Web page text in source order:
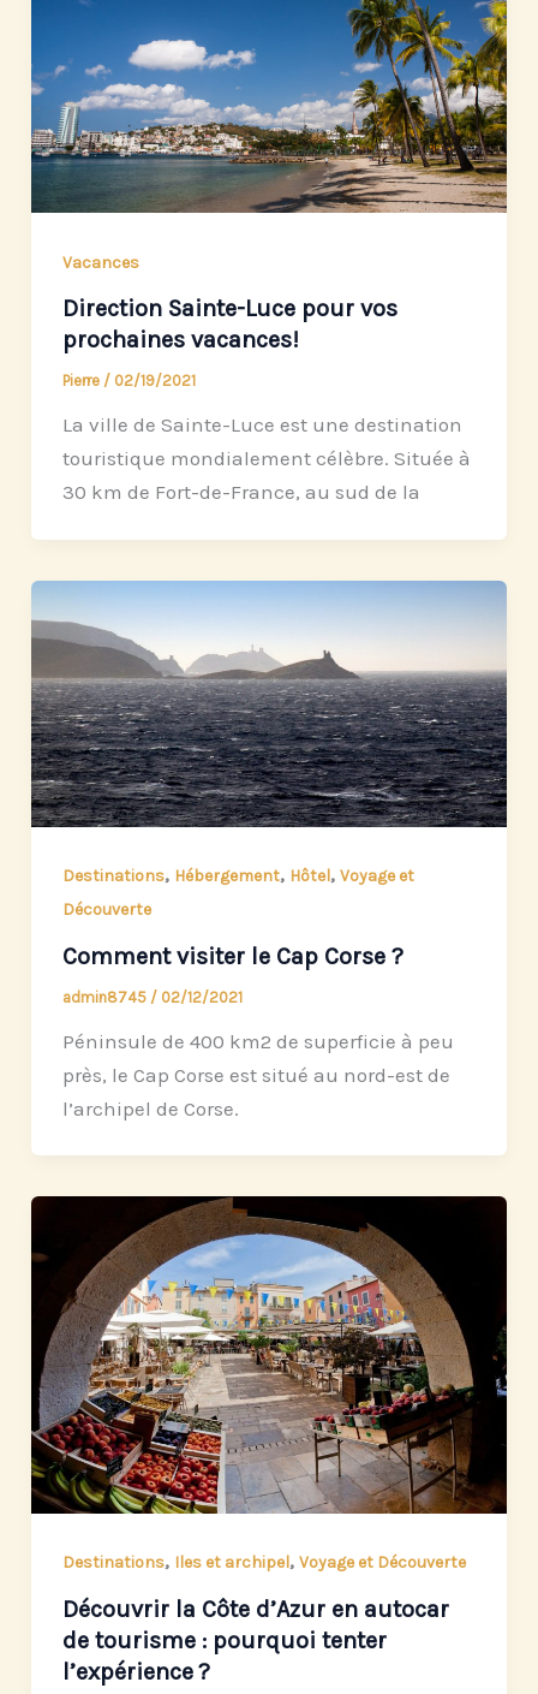
Vacances
Direction Sainte-Luce pour vos
prochaines vacances!
Pierre / 02/19/2021
La ville de Sainte-Luce est une destination
touristique mondialement célèbre. Située à
30 km de Fort-de-France, au sud de la
Destinations, Hébergement, Hôtel, Voyage et
Découverte
Comment visiter le Cap Corse ?
admin8745 / 02/12/2021
Péninsule de 400 km2 de superficie à peu
près, le Cap Corse est situé au nord-est de
l’archipel de Corse.
Destinations, Iles et archipel, Voyage et Découverte
Découvrir la Côte d’Azur en autocar
de tourisme : pourquoi tenter
l’expérience ?